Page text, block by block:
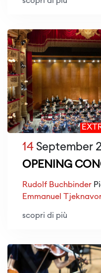
14 September
OPENING
Rudolf Buchbinder
Emmanuel
scopri di più